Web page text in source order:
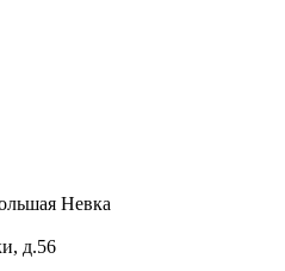
Невка
д.56